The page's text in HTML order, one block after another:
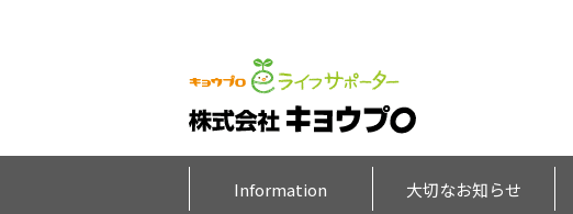
Information 大切なお知らせ